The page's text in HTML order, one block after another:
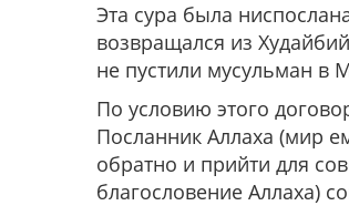
Эта сура была
возвращался из
не пустили мусульман в
По условию этого
Посланник Аллаха (мир
обратно и прийти для
благословение Аллаха)